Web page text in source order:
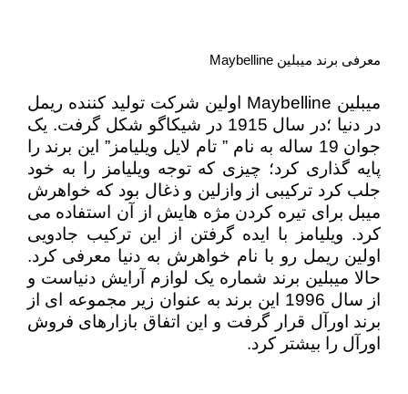
معرفی برند میبلین Maybelline
میبلین Maybelline اولین شرکت تولید کننده ریمل
در دنیا ؛در سال 1915 در شیکاگو شکل گرفت. یک
جوان 19 ساله به نام ” تام لایل ویلیامز” این برند را
پایه گذاری کرد؛ چیزی که توجه ویلیامز را به خود
جلب کرد ترکیبی از وازلین و ذغال بود که خواهرش
میبل برای تیره کردن مژه هایش از آن استفاده می
کرد. ویلیامز با ایده گرفتن از این ترکیب جادویی
اولین ریمل رو با نام خواهرش به دنیا معرفی کرد.
حالا میبلین برند شماره یک لوازم آرایش دنیاست و
از سال 1996 این برند به عنوان زیر مجموعه ای از
برند اورآل قرار گرفت و این اتفاق بازارهای فروش
اورآل را بیشتر کرد.